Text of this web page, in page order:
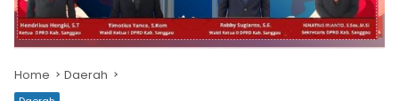
Home Daerah